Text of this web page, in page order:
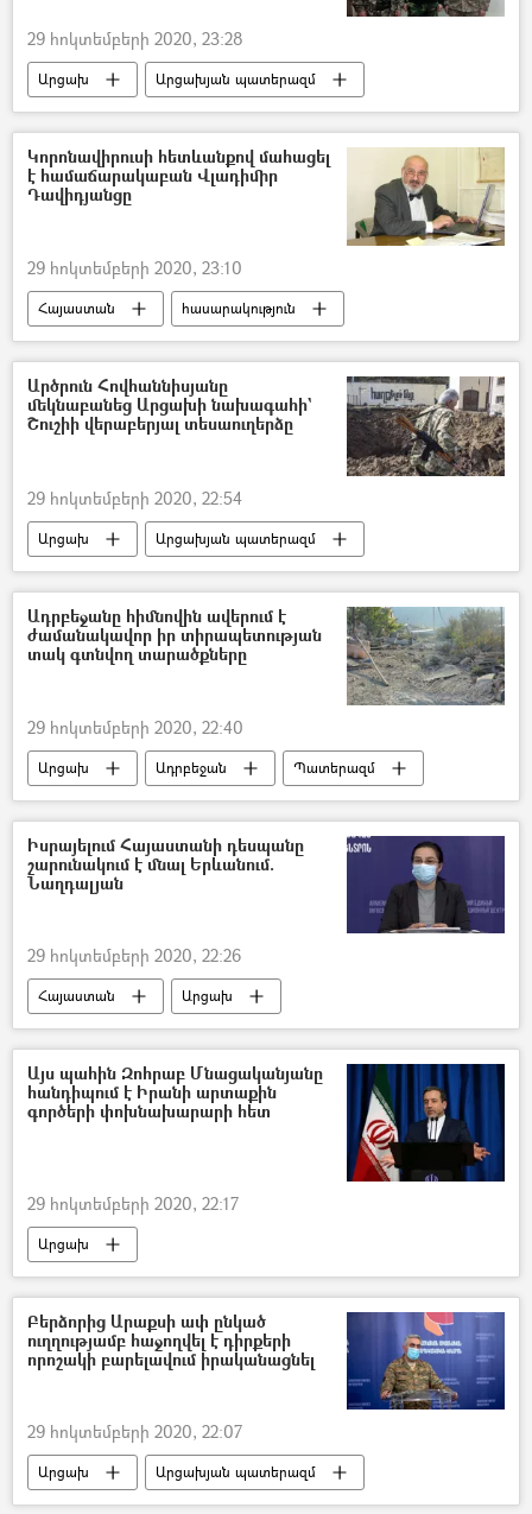
29 հոկտեմբերի 2020, 23:28
Արցախ
Արցախյան պատերազմ
«Արցախի հերոս» բարձրագույն կոչում
Մարտական խաչ
Ադրբեջանական ագրեսիան Արցախում - 2020
Կորոնավիրուսի հետևանքով մահացել
է համաճարակաբան Վլադիմիր
Դավիդյանցը
29 հոկտեմբերի 2020, 23:10
Հայաստան
հասարակություն
կորոնավիրուս
Մահ
բժիշկ
Կորոնավիրուսը Հայաստանում և Արցախում
Արծրուն Հովհաննիսյանը
մեկնաբանեց Արցախի նախագահի`
Շուշիի վերաբերյալ տեսաուղերձը
29 հոկտեմբերի 2020, 22:54
Արցախ
Արցախյան պատերազմ
Արծրուն Հովհաննիսյան
Շուշի
Ադրբեջանը հիմնովին ավերում է
ժամանակավոր իր տիրապետության
տակ գտնվող տարածքները
29 հոկտեմբերի 2020, 22:40
Արցախ Ադրբեջան
Պատերազմ
Աննա Նաղդալյան
Ադրբեջանական ագրեսիան Արցախում - 2020
Իսրայելում Հայաստանի դեսպանը
շարունակում է մնալ Երևանում.
Նաղդալյան
29 հոկտեմբերի 2020, 22:26
Հայաստան
Արցախ
Քաղաքականություն
Արցախյան պատերազմ
Իսրայել
Ադրբեջան
Այս պահին Զոհրաբ Մնացականյանը
հանդիպում է Իրանի արտաքին
գործերի փոխնախարարի հետ
29 հոկտեմբերի 2020, 22:17
Արցախ
Ադրբեջանական ագրեսիան Արցախում - 2020
Արցախյան պատերազմ
Իրանի Իսլամական Հանրապետություն
Բերձորից Արաքսի ափ ընկած
ուղղությամբ հաջողվել է դիրքերի
որոշակի բարելավում իրականացնել
29 հոկտեմբերի 2020, 22:07
Արցախ
Արցախյան պատերազմ
Արծրուն Հովհաննիսյան